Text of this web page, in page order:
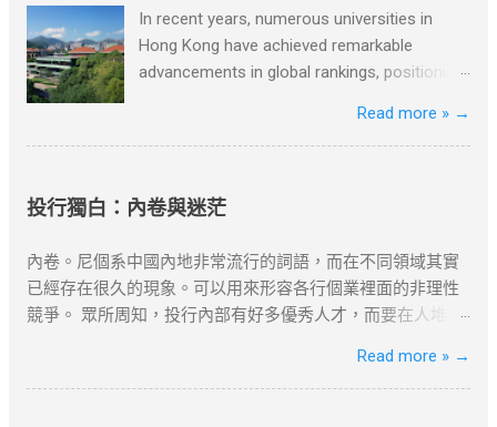
如涉及版權問題，請版權持有人與我們聯絡，我們會配合及
作出適當安排，不便之處，敬請原諒。
著寒風，到花園去取。雖然路短，但十分麻煩。 當達瑞為父
親取報紙的時候，一個主意誕生了。當天他就按響鄰居的門
鈴，對他們說，每個月只需付給他一美元，他就每天早上把
報紙塞到他們的房門底下。大多數人都同意了，很快他有了
七十多個顧客。 節選自[德]博多·舍費爾《達瑞的故事》 資料
搜尋自網絡或筆者看法，僅供學習用途。請各位讀者閲讀前
爲負責。如有錯漏或任何問題，筆者及網站概不負責，並保
及版權問題，請版權持有人與我們聯絡，我們會配合及作出
適當安排，不便之處，敬請原諒。
In recent years, numerous universities in
Hong Kong have achieved remarkable
advancements in global rankings, positioning
global scale but also within the Greater Bay
Area, Greater China, and beyond. Among
Kong, the Hong Kong University of Science
Hong Kong, and Lingnan University. The
University of Hong Kong, recognized as one
of the oldest and most esteemed
secured top positions in international
rankings due to its exceptional teaching,
Read more » →
投行獨白：內卷與迷茫
內卷。尼個系中國內地非常流行的詞語，而在不同領域其實
已經存在很久的現象。可以用來形容各行個業裡面的非理性
競爭。 眾所周知，投行內部有好多優秀人才，而要在人堆裏
課金打怪既王者之外，話大唔大話細唔細既投行圈一早就步
入內卷。 “我自己好似系度內卷緊，我只系一個齒輪,我好像
Read more » →